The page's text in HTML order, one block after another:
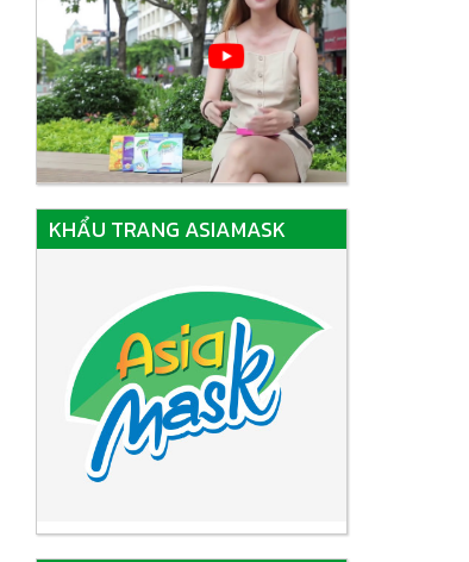
KHẨU TRANG ASIAMASK